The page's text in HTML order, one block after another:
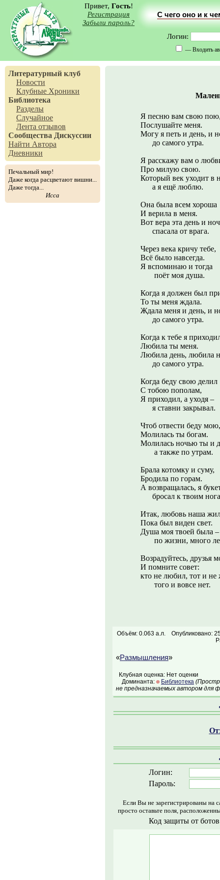
Привет, Гость!
Регистрация
Забыли пароль?
С чего оно и к
Логин:
— Входить
Литературный клуб
Новости
Клубные Хроники
Библиотека
Разделы
Случайное
Лента отзывов
Сообщества Дискуссии
Найти Автора
Дневники
Печальный мир!
Даже когда расцветают вишни...
Даже тогда...
Исса
Я песню вам свою
Послушайте меня.
Могу я петь и день, и
до самого утра.
Я расскажу вам о
Про милую свою.
Который век уходит в
а я ещё люблю.
Она была всем хороша
И верила в меня.
Вот вера эта день и
спасала от врага.
Через века кричу тебе,
Всё было навсегда.
Я вспоминаю и тогда
поёт моя душа.
Когда я должен был
То ты меня ждала.
Ждала меня и день, и
до самого утра.
Когда к тебе я
Любила ты меня.
Любила день, любила
до самого утра.
Когда беду свою делил
С тобою пополам,
Я приходил, а уходя –
я ставни закрывал.
Чтоб отвести беду мою,
Молилась ты богам.
Молилась ночью ты и
а также по утрам.
Брала котомку и суму,
Бродила по горам.
А возвращалась, я
бросал к твоим
Итак, любовь наша
Пока был виден свет.
Душа моя твоей была –
по жизни, много
Возрадуйтесь, друзья
И помните совет:
кто не любил, тот и не
того и вовсе нет.
Объём: 0.063 а.л.
Опубликовано:
«Размышления»
Клубная оценка: Нет оценки
Доминанта:
Библиотека
не предназначаемых автором для
Логин:
Пароль:
Если Вы не зарегистрированы на
просто оставьте поля,
Код защиты от